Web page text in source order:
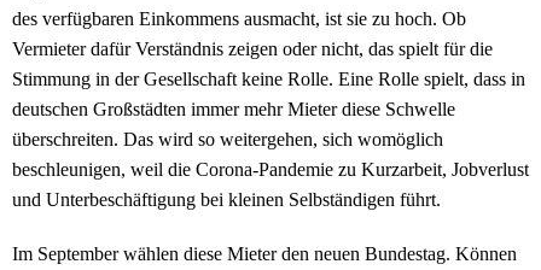
des verfügbaren Einkommens ausmacht, ist sie zu hoch. Ob
Vermieter dafür Verständnis zeigen oder nicht, das spielt für die
Stimmung in der Gesellschaft keine Rolle. Eine Rolle spielt, dass in
deutschen Großstädten immer mehr Mieter diese Schwelle
überschreiten. Das wird so weitergehen, sich womöglich
beschleunigen, weil die Corona-Pandemie zu Kurzarbeit, Jobverlust
und Unterbeschäftigung bei kleinen Selbständigen führt.
Im September wählen diese Mieter den neuen Bundestag. Können